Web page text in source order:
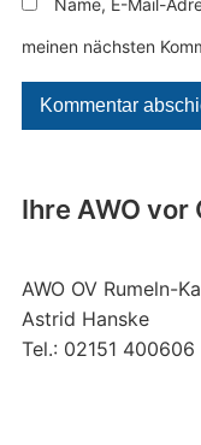
Ihre AWO vor
AWO OV Rumeln-
Astrid Hanske
Tel.: 02151 400606
Name, E-Mail-
meinen nächsten